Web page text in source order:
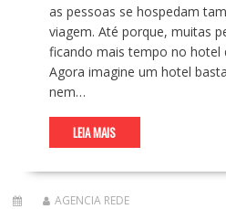
as pessoas se hospedam
viagem. Até porque, muitas
ficando mais tempo no hotel
Agora imagine um hotel
nem…
LEIA MAIS
AGENCIA REDE